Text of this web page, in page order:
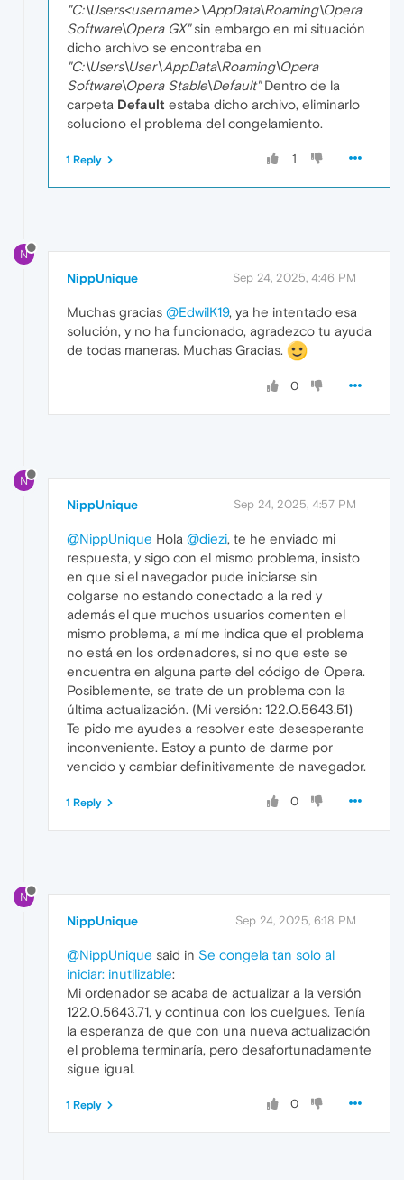
"C:\Users<username>\AppData\Roaming\Opera
Software\Opera GX"sin embargo en mi situación
dicho archivo se encontraba en
"C:\Users\User\AppData\Roaming\Opera
Software\Opera Stable\Default"Dentro de la
carpeta Default estaba dicho archivo, eliminarlo
soluciono el problema del congelamiento.
1
1 Reply
N
NippUnique Sep 24, 2025, 4:46 PM
Muchas gracias @EdwilK19, ya he intentado esa
solución, y no ha funcionado, agradezco tu ayuda
de todas maneras. Muchas Gracias.
0
N
NippUnique Sep 24, 2025, 4:57 PM
@NippUnique Hola @diezi, te he enviado mi
respuesta, y sigo con el mismo problema, insisto
en que si el navegador pude iniciarse sin
colgarse no estando conectado a la red y
además el que muchos usuarios comenten el
mismo problema, a mí me indica que el problema
no está en los ordenadores, si no que este se
encuentra en alguna parte del código de Opera.
Posiblemente, se trate de un problema con la
última actualización. (Mi versión: 122.0.5643.51)
Te pido me ayudes a resolver este desesperante
inconveniente. Estoy a punto de darme por
vencido y cambiar definitivamente de navegador.
0
1 Reply
N
NippUnique Sep 24, 2025, 6:18 PM
@NippUnique said in Se congela tan solo al
iniciar: inutilizable:
Mi ordenador se acaba de actualizar a la versión
122.0.5643.71, y continua con los cuelgues. Tenía
la esperanza de que con una nueva actualización
el problema terminaría, pero desafortunadamente
sigue igual.
0
1 Reply